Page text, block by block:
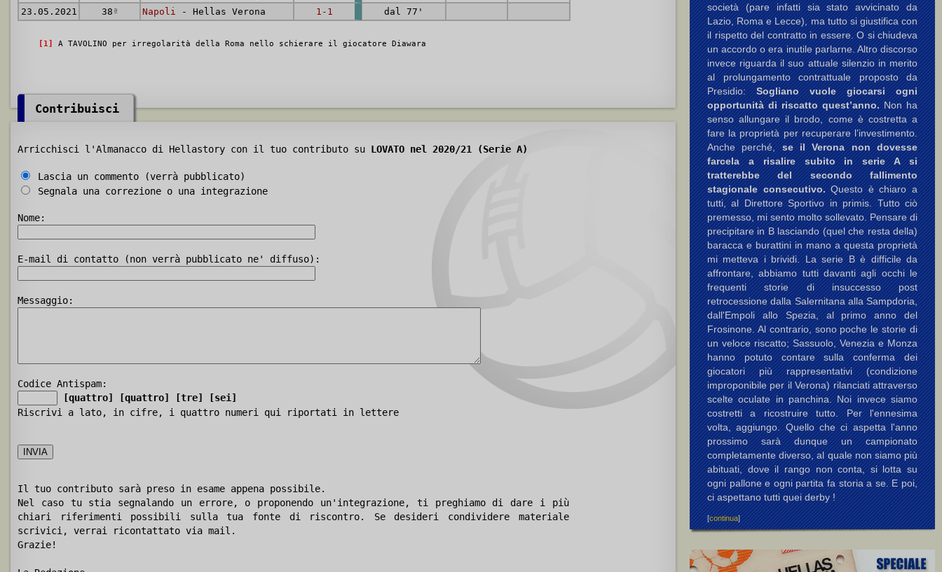
23.05.2021
38 ª Napoli - Hellas Verona 1-1 dal 77'
[1] A TAVOLINO per irregolarità della Roma nello schierare il giocatore Diawara
Contribuisci
Arricchisci l'Almanacco di Hellastory con il tuo contributo su LOVATO nel 2020/21 (Serie A)
Lascia un commento (verrà pubblicato)
Segnala una correzione o una integrazione
Nome:
E-mail di contatto (non verrà pubblicato ne' diffuso):
Messaggio:
Codice Antispam:
[quattro]
[quattro] [tre]
[sei]
Riscrivi a lato, in cifre, i quattro numeri qui riportati in lettere
Il tuo contributo sarà preso in esame appena possibile.
Nel caso tu stia segnalando un errore, o proponendo un'integrazione, ti preghiamo di dare i più
chiari riferimenti possibili sulla tua fonte di riscontro. Se desideri condividere materiale
scrivici, verrai ricontattato via mail.
Grazie!
società (pare infatti sia stato avvicinato da
Lazio, Roma e Lecce), ma tutto si giustifica con
il rispetto del contratto in essere. O si chiudeva
un accordo o era inutile parlarne. Altro discorso
invece riguarda il suo attuale silenzio in merito
al prolungamento contrattuale proposto da
Presidio:Sogliano vuole giocarsi ogni
opportunità di riscatto quest’anno.Non ha
senso allungare il brodo, come è costretta a
fare la proprietà per recuperare l’investimento.
Anche perché,se il Verona non dovesse
farcela a risalire subito in serie A si
tratterebbe del secondo fallimento
stagionale consecutivo.Questo è chiaro a
tutti, al Direttore Sportivo in primis. Tutto ciò
premesso, mi sento molto sollevato. Pensare di
precipitare in B lasciando (quel che resta della)
baracca e burattini in mano a questa proprietà
mi metteva i brividi. La serie B è difficile da
affrontare, abbiamo tutti davanti agli occhi le
frequenti storie di insuccesso post
retrocessione dalla Salernitana alla Sampdoria,
dall'Empoli allo Spezia, al primo anno del
Frosinone. Al contrario, sono poche le storie di
un veloce riscatto; Sassuolo, Venezia e Monza
hanno potuto contare sulla conferma dei
giocatori più rappresentativi (condizione
improponibile per il Verona) rilanciati attraverso
scelte oculate in panchina. Noi invece siamo
costretti a ricostruire tutto. Per l'ennesima
volta, aggiungo. Quello che ci aspetta l'anno
prossimo sarà dunque un campionato
completamente diverso, al quale non siamo più
abituati, dove il rango non conta, si lotta su
ogni pallone e ogni partita fa storia a se. E poi,
ci aspettano tutti quei derby !
[continua]